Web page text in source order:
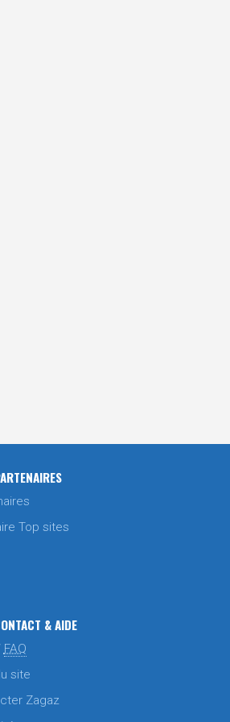
Top sites
& AIDE
FAQ
site
Zagaz